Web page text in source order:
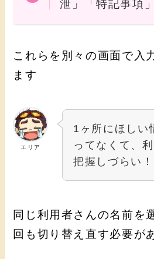
泄」「特記事項」
これらを別々の画面で入
ます
エリア
1ヶ所にほしい
ってなくて、
把握しづらい！
同じ利用者さんの名前を
回も切り替え直す必要が